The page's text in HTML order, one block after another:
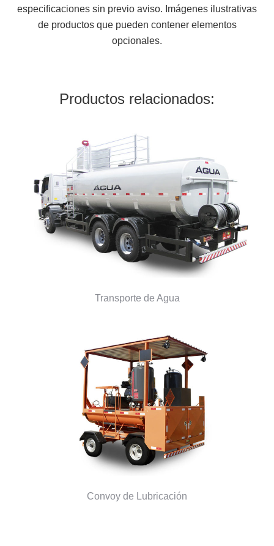
especificaciones sin previo aviso. Imágenes ilustrativas
de productos que pueden contener elementos
opcionales.
Productos relacionados:
Transporte de Agua
Convoy de Lubricación